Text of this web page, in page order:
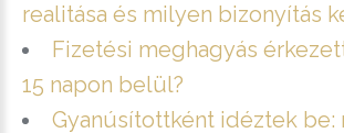
realitása és milyen bizonyítás
Fizetési meghagyás
15 napon belül?
Gyanúsítottként idéztek